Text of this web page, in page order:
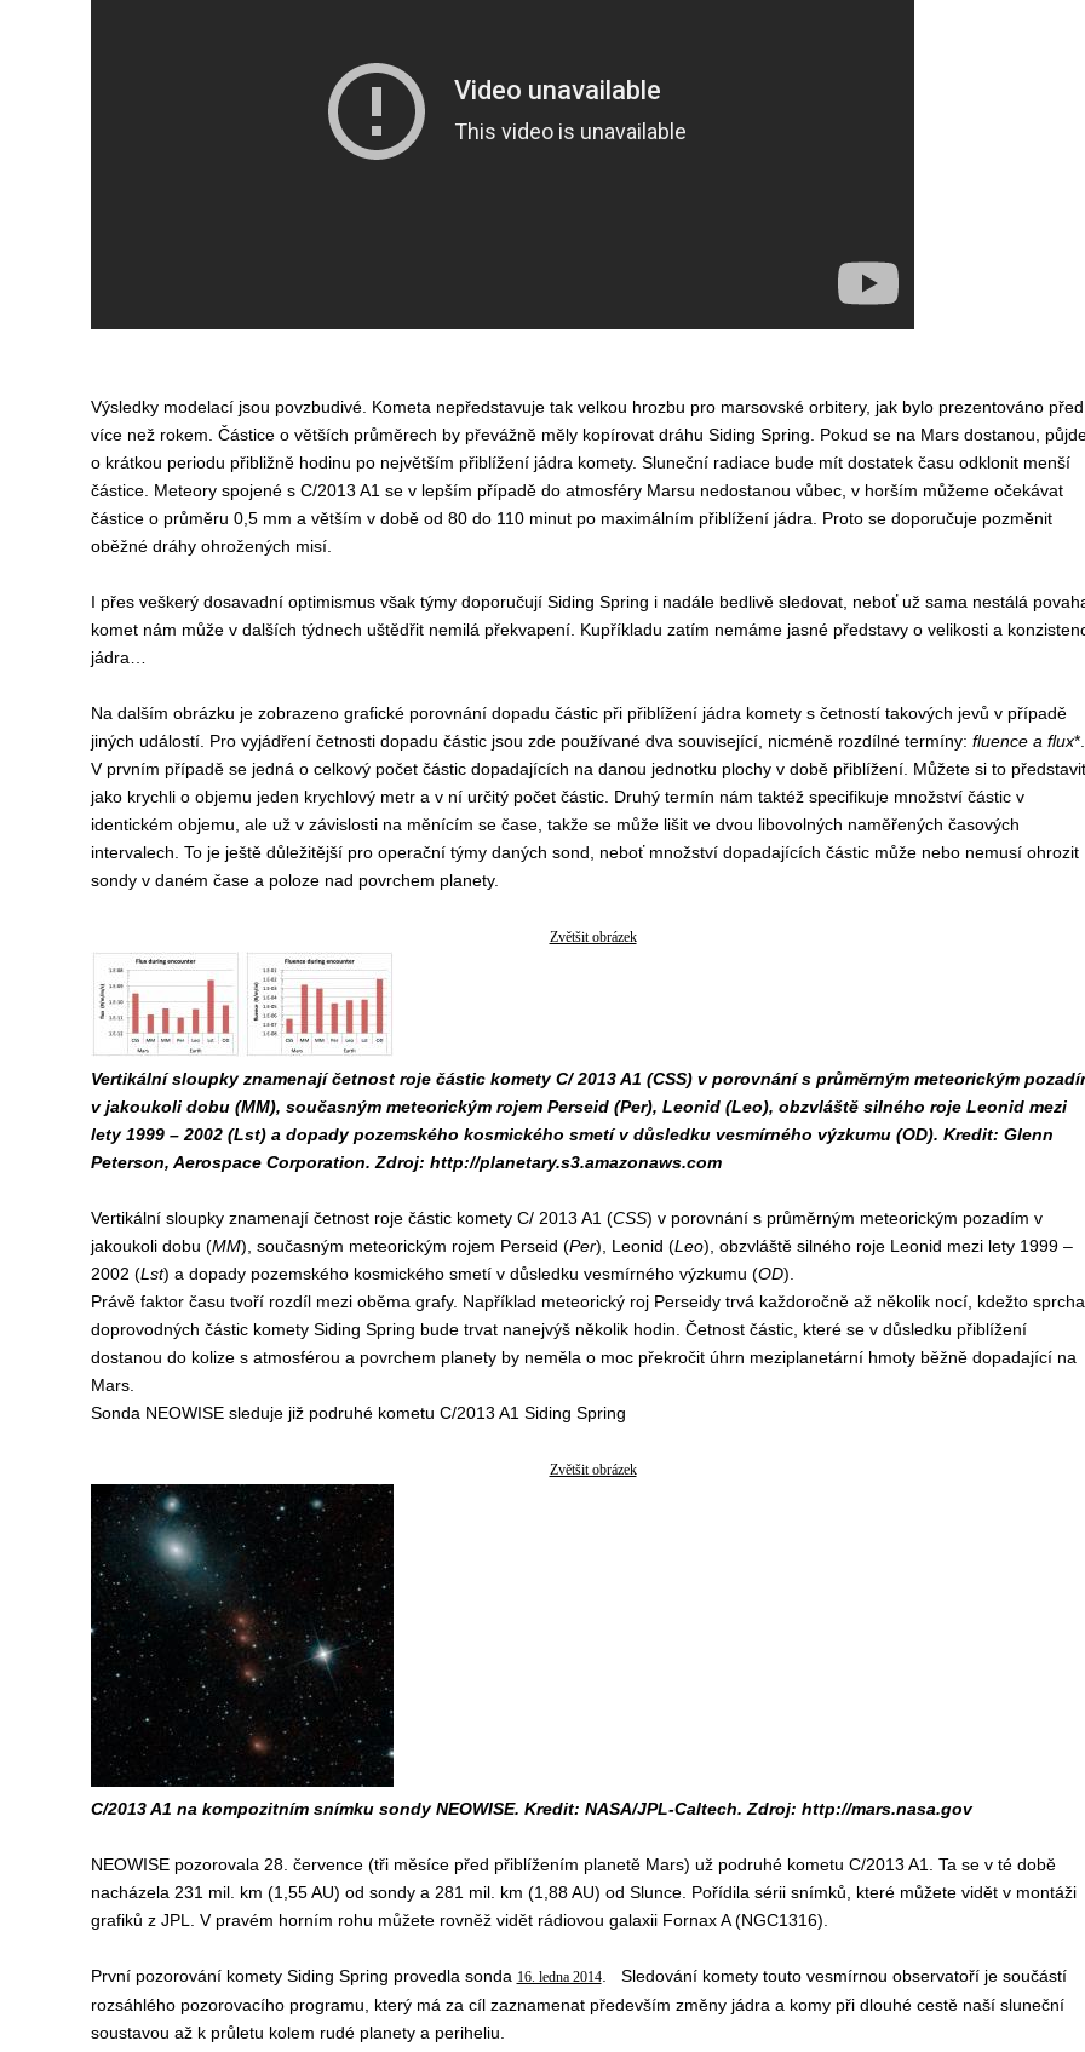
Výsledky modelací jsou povzbudivé. Kometa nepředstavuje tak velkou hrozbu pro marsovské orbitery, jak bylo prezentováno před
více než rokem. Částice o větších průměrech by převážně měly kopírovat dráhu Siding Spring. Pokud se na Mars dostanou,
o krátkou periodu přibližně hodinu po největším přiblížení jádra komety. Sluneční radiace bude mít dostatek času odklonit menší
částice. Meteory spojené s C/2013 A1 se v lepším případě do atmosféry Marsu nedostanou vůbec, v horším můžeme očekávat
částice o průměru 0,5 mm a větším v době od 80 do 110 minut po maximálním přiblížení jádra. Proto se doporučuje pozměnit
oběžné dráhy ohrožených misí.
I přes veškerý dosavadní optimismus však týmy doporučují Siding Spring i nadále bedlivě sledovat, neboť už sama nestálá
komet nám může v dalších týdnech uštědřit nemilá překvapení. Kupříkladu zatím nemáme jasné představy o velikosti a
jádra…
Na dalším obrázku je zobrazeno grafické porovnání dopadu částic při přiblížení jádra komety s četností takových jevů v případě
jiných událostí. Pro vyjádření četnosti dopadu částic jsou zde používané dva související, nicméně rozdílné termíny: fluence a flux*.
V prvním případě se jedná o celkový počet částic dopadajících na danou jednotku plochy v době přiblížení. Můžete si to představit
jako krychli o objemu jeden krychlový metr a v ní určitý počet částic. Druhý termín nám taktéž specifikuje množství částic v
identickém objemu, ale už v závislosti na měnícím se čase, takže se může lišit ve dvou libovolných naměřených časových
intervalech. To je ještě důležitější pro operační týmy daných sond, neboť množství dopadajících částic může nebo nemusí ohrozit
sondy v daném čase a poloze nad povrchem planety.
Zvětšit obrázek
Vertikální sloupky znamenají četnost roje částic komety C/ 2013 A1 (CSS) v porovnání s průměrným meteorickým
v jakoukoli dobu (MM), současným meteorickým rojem Perseid (Per), Leonid (Leo), obzvláště silného roje Leonid mezi
lety 1999 – 2002 (Lst) a dopady pozemského kosmického smetí v důsledku vesmírného výzkumu (OD). Kredit: Glenn
Peterson, Aerospace Corporation. Zdroj: http://planetary.s3.amazonaws.com
Vertikální sloupky znamenají četnost roje částic komety C/ 2013 A1 (CSS) v porovnání s průměrným meteorickým pozadím v
jakoukoli dobu (MM), současným meteorickým rojem Perseid (Per), Leonid (Leo), obzvláště silného roje Leonid mezi lety 1999 –
2002 (Lst) a dopady pozemského kosmického smetí v důsledku vesmírného výzkumu (OD).
Právě faktor času tvoří rozdíl mezi oběma grafy. Například meteorický roj Perseidy trvá každoročně až několik nocí, kdežto sprcha
doprovodných částic komety Siding Spring bude trvat nanejvýš několik hodin. Četnost částic, které se v důsledku přiblížení
dostanou do kolize s atmosférou a povrchem planety by neměla o moc překročit úhrn meziplanetární hmoty běžně dopadající na
Mars.
Sonda NEOWISE sleduje již podruhé kometu C/2013 A1 Siding Spring
Zvětšit obrázek
C/2013 A1 na kompozitním snímku sondy NEOWISE. Kredit: NASA/JPL-Caltech. Zdroj: http://mars.nasa.gov
NEOWISE pozorovala 28. července (tři měsíce před přiblížením planetě Mars) už podruhé kometu C/2013 A1. Ta se v té době
nacházela 231 mil. km (1,55 AU) od sondy a 281 mil. km (1,88 AU) od Slunce. Pořídila sérii snímků, které můžete vidět v montáži
grafiků z JPL. V pravém horním rohu můžete rovněž vidět rádiovou galaxii Fornax A (NGC1316).
První pozorování komety Siding Spring provedla sonda 16. ledna 2014. Sledování komety touto vesmírnou observatoří je součástí
rozsáhlého pozorovacího programu, který má za cíl zaznamenat především změny jádra a komy při dlouhé cestě naší sluneční
soustavou až k průletu kolem rudé planety a periheliu.